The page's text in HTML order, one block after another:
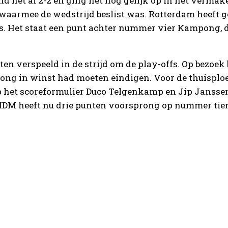
de wedstrijd beslist was. Rotterdam heeft
Het staat een punt achter nummer vier
verspeeld in de strijd om de play-offs. Op
in winst had moeten eindigen. Voor de
het scoreformulier Duco Telgenkamp en Jip
heeft nu drie punten voorsprong op nummer